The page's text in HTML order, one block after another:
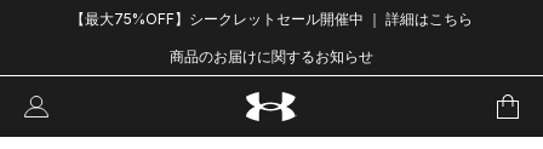
【最大75%OFF】シークレットセール開催中 ｜ 詳細はこちら
商品のお届けに関するお知らせ